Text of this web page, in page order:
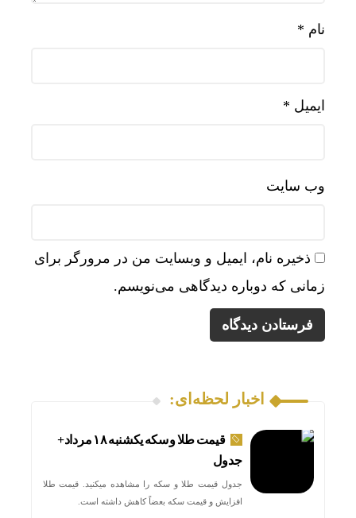
نام *
ایمیل *
وب‌ سایت
ذخیره نام، ایمیل و وبسایت من در مرورگر برای
زمانی که دوباره دیدگاهی می‌نویسم.
اخبار لحظه‌ای:
قیمت طلا و سکه یکشنبه ۱۸ مرداد+
جدول
جدول قیمت طلا و سکه را مشاهده میکنید. قیمت‌ طلا
افزایش و قیمت سکه بعضاً کاهش داشته است.